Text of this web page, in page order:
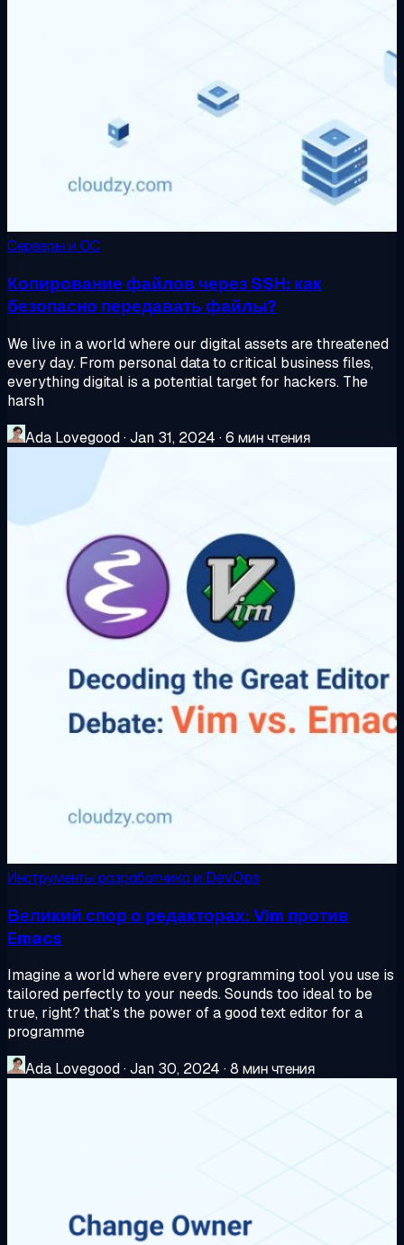
Серверы и ОС
Копирование файлов через SSH: как
безопасно передавать файлы?
We live in a world where our digital assets are threatened
every day. From personal data to critical business files,
everything digital is a potential target for hackers. The
harsh
Ada Lovegood·Jan 31, 2024 ·6 мин чтения
Инструменты разработчика и DevOps
Великий спор о редакторах: Vim против
Emacs
Imagine a world where every programming tool you use is
tailored perfectly to your needs. Sounds too ideal to be
true, right? that’s the power of a good text editor for a
programme
Ada Lovegood·Jan 30, 2024 ·8 мин чтения